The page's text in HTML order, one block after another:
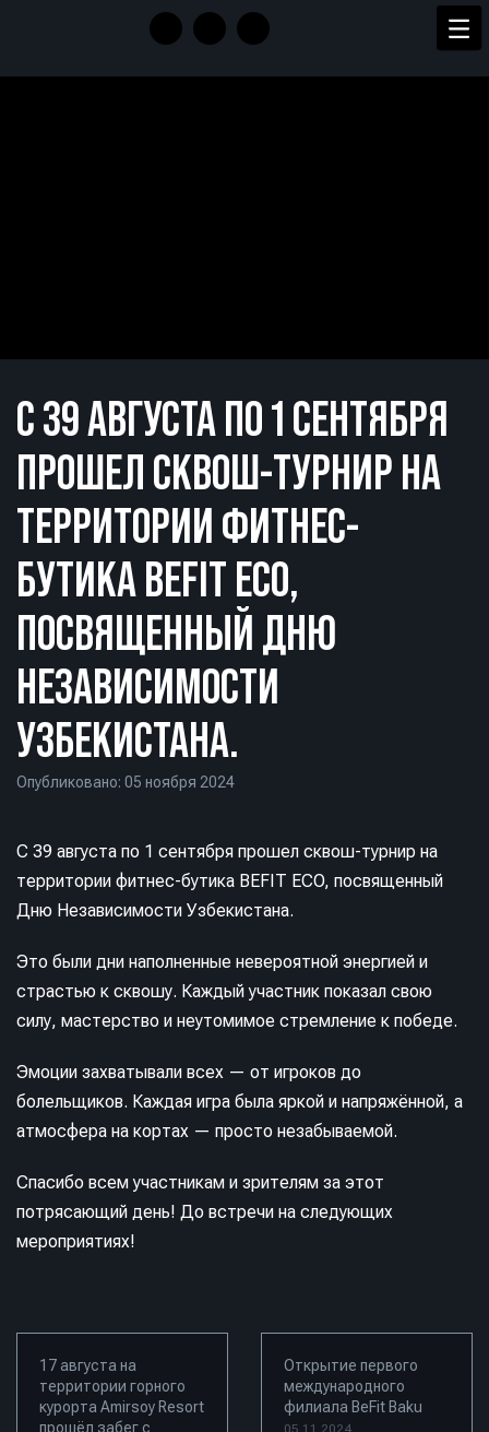
С 39 АВГУСТА ПО 1 СЕНТЯБРЯ
ПРОШЕЛ СКВОШ-ТУРНИР НА
ТЕРРИТОРИИ ФИТНЕС-
БУТИКА BEFIT ECO,
ПОСВЯЩЕННЫЙ ДНЮ
НЕЗАВИСИМОСТИ
УЗБЕКИСТАНА.
Опубликовано: 05 ноября 2024
С 39 августа по 1 сентября прошел сквош-турнир на
территории фитнес-бутика BEFIT ECO, посвященный
Дню Независимости Узбекистана.
Это были дни наполненные невероятной энергией и
страстью к сквошу. Каждый участник показал свою
силу, мастерство и неутомимое стремление к победе.
Эмоции захватывали всех — от игроков до
болельщиков. Каждая игра была яркой и напряжённой, а
атмосфера на кортах — просто незабываемой.
Спасибо всем участникам и зрителям за этот
потрясающий день! До встречи на следующих
мероприятиях!
17 августа на
территории горного
курорта Amirsoy Resort
прошёл забег с
Открытие первого
международного
филиала BeFit Baku
05.11.2024